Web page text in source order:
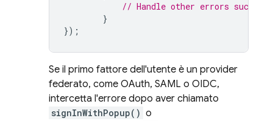
// Handle other errors such as
}
});
Se il primo fattore dell'utente è un provider
federato, come OAuth, SAML o OIDC,
intercetta l'errore dopo aver chiamato
signInWithPopup() o